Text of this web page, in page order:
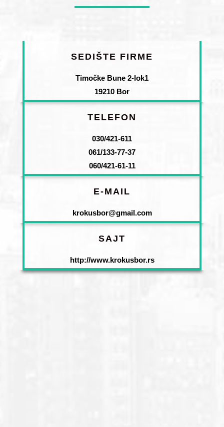
SEDIŠTE FIRME
Timočke Bune 2-lok1
19210 Bor
TELEFON
030/421-611
061/133-77-37
060/421-61-11
E-MAIL
krokusbor@gmail.com
SAJT
http://www.krokusbor.rs